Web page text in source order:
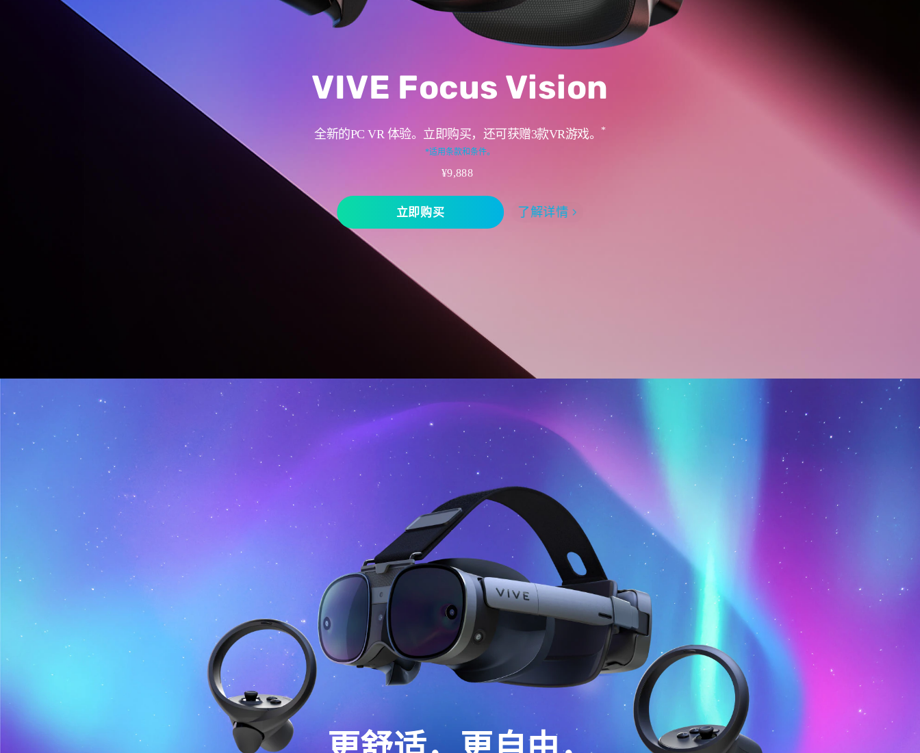
VIVE Focus Vision
全新的PC VR 体验。立即购买，还可获赠3款VR游戏。 *
*适用条款和条件。
¥9,888
立即购买 了解详情